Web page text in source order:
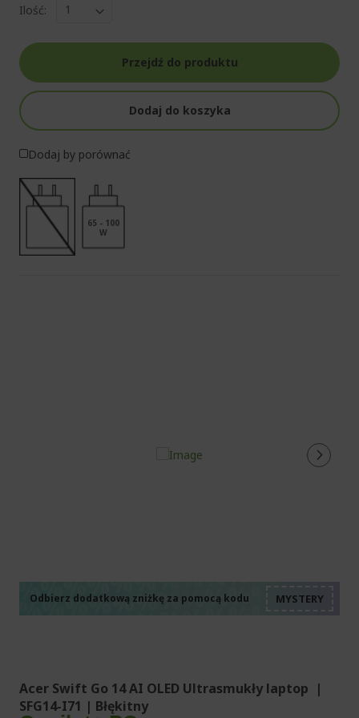
Ilość:
Przejdź do produktu
Dodaj do koszyka
Dodaj by porównać
65 - 100
W
Odbierz dodatkową zniżkę za pomocą kodu
Acer Swift Go 14 AI OLED Ultrasmukły laptop |
SFG14-I71 | Błękitny